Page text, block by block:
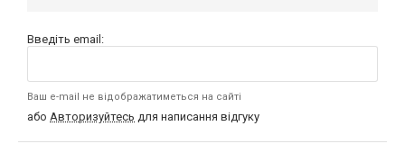
Введіть email:
Ваш e-mail не відображатиметься на сайті
або Авторизуйтесь для написання відгуку